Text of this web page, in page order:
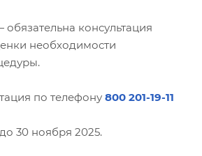
консультация
необходимости
по телефону 800 201-19-11
30 ноября 2025.